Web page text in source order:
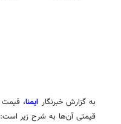
به گزارش خبرنگار ایمنا
قیمتی آن‌ها به شرح زیر است: